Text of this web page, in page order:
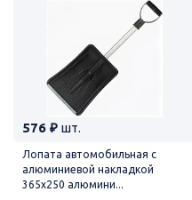
576 ₽ шт.
Лопата автомобильная с
алюминиевой накладкой
365х250 алюмини...